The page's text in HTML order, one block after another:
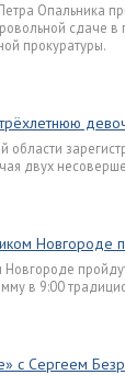
Опальника
сдаче
прокуратуры.
области
двух
Новгороде
Новгороде
в 9:00
с Сергеем